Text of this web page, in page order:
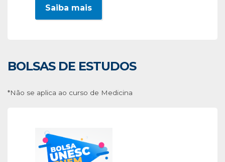
Saiba mais
BOLSAS DE ESTUDOS
*Não se aplica ao curso de Medicina